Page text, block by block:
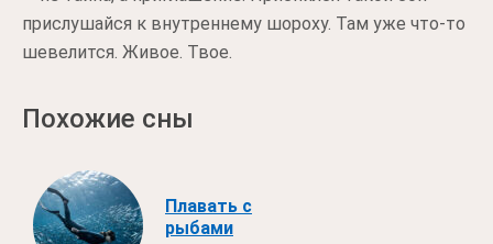
прислушайся к внутреннему шороху. Там уже что-то
шевелится. Живое. Твое.
Похожие сны
Плавать с
рыбами